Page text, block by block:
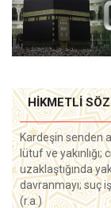
HIKMETLI SÖZ
Kardeşin senden
lütuf ve
uzaklaştığında
davranmayı; suç
(r.a.)